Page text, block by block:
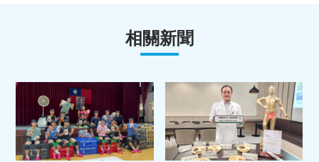
相關新聞